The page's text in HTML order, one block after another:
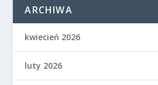
ARCHIWA
kwiecień 2026
luty 2026